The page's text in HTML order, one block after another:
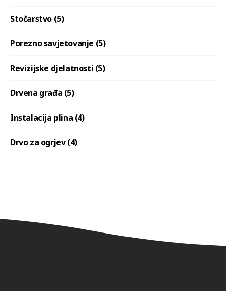
Stočarstvo (5)
Porezno savjetovanje (5)
Revizijske djelatnosti (5)
Drvena građa (5)
Instalacija plina (4)
Drvo za ogrjev (4)